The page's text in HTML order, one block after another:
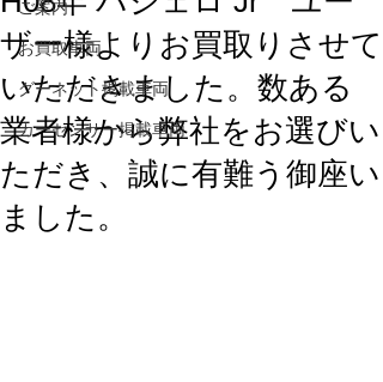
ご案内
お買取車両
グーネット掲載車両
カーセンサー掲載車両
ザー様よりお買取りさせて
いただきました。数ある
業者様から弊社をお選びい
ただき、誠に有難う御座い
ました。